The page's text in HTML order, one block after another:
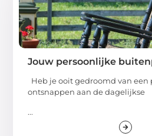
Jouw persoonlijke
Heb je ooit gedroomd van een
ontsnappen aan de dagelijkse
...